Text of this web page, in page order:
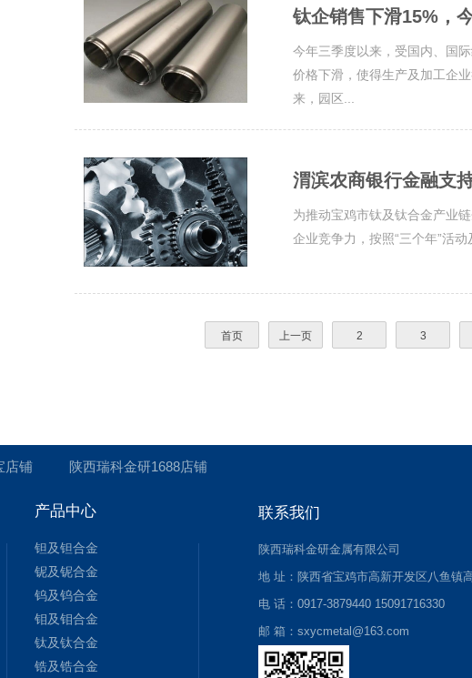
钛企销售下滑15%，
今年三季度以来，受国内、国
价格下滑，使得生产及加工企
来，园区...
渭滨农商银行金融支
为推动宝鸡市钛及钛合金产业
企业竞争力，按照“三个年”活
首页 上一页 2 3
店铺 陕西瑞科金研1688店铺
产品中心
钽及钽合金
铌及铌合金
钨及钨合金
钼及钼合金
钛及钛合金
锆及锆合金
联系我们
陕西瑞科金研金属有限公司
地 址：陕西省宝鸡市高新开发区八鱼镇
电 话：0917-3879440 15091716330
邮 箱：sxycmetal@163.com